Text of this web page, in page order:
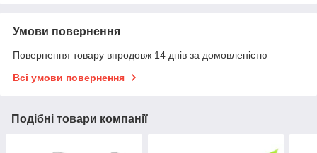
Умови повернення
Повернення товару впродовж 14 днів за домовленістю
Всі умови повернення
Подібні товари компанії